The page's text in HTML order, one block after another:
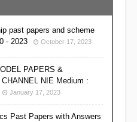
past papers and scheme
- 2023
October 17, 2023
PAPERS &
NIE Medium :
January 17, 2023
Past Papers with Answers